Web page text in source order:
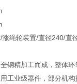
涨绳轮装置/直径240/直
钢精加工而成，整体
工业级器件，部分机